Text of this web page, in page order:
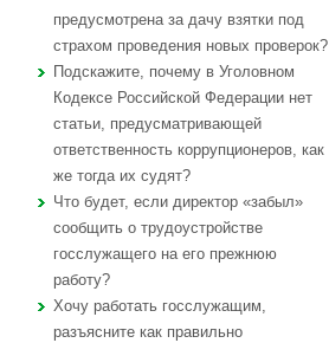
предусмотрена за дачу взятки под
страхом проведения новых проверок?
Подскажите, почему в Уголовном
Кодексе Российской Федерации нет
статьи, предусматривающей
ответственность коррупционеров, как
же тогда их судят?
Что будет, если директор «забыл»
сообщить о трудоустройстве
госслужащего на его прежнюю
работу?
Хочу работать госслужащим,
разъясните как правильно